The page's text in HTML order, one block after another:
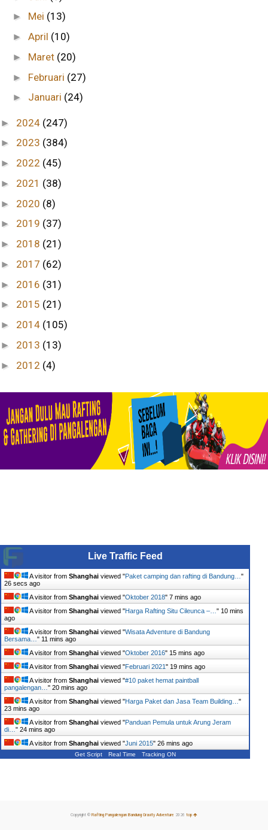
► Mei (13)
►April (10)
► Maret (20)
► Februari (27)
► Januari (24)
► 2024 (247)
► 2023 (384)
► 2022 (45)
► 2021 (38)
► 2020 (8)
► 2019 (37)
► 2018 (21)
► 2017 (62)
► 2016 (31)
► 2015 (21)
► 2014 (105)
► 2013 (13)
► 2012 (4)
Live Traffic Feed
A visitor from Shanghai viewed "Paket camping dan rafting di Bandung… "
27 secs ago
A visitor from Shanghai viewed "Oktober 2018" 7 mins ago
A visitor from Shanghai viewed "Harga Rafting Situ Cileunca –… " 10 mins
ago
A visitor from Shanghai viewed "Wisata Adventure di Bandung
Bersama… " 11 mins ago
A visitor from Shanghai viewed "Oktober 2016" 15 mins ago
A visitor from Shanghai viewed "Februari 2021 " 19 mins ago
A visitor from Shanghai viewed "#10 paket hemat paintball
pangalengan… " 20 mins ago
A visitor from Shanghai viewed "Harga Paket dan Jasa Team Building… "
23 mins ago
A visitor from Shanghai viewed "Panduan Pemula untuk Arung Jeram
di… " 24 mins ago
A visitor from Shanghai viewed "Juni 2015" 26 mins ago
Get Script Real Time Tracking ON
Copyright © Rafting Pangalengan Bandung Gravity Adventure 2026 top